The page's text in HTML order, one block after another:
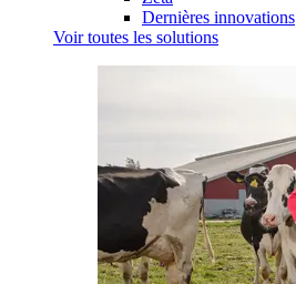
Dernières innovations
Voir toutes les solutions